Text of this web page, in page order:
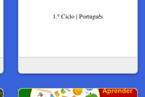
1.º Ciclo | Português